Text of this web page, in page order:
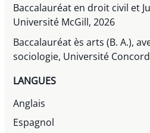
Baccalauréat en droit civil et
Université McGill, 2026
Baccalauréat ès arts (B. A.),
sociologie, Université
LANGUES
Anglais
Espagnol